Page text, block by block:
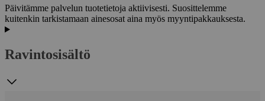
Päivitämme palvelun tuotetietoja aktiivisesti. Suosittelemme
kuitenkin tarkistamaan ainesosat aina myös myyntipakkauksesta.
Ravintosisältö